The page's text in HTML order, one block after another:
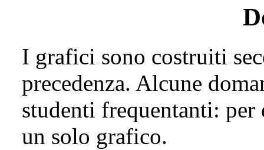
I grafici sono costruiti
precedenza. Alcune
studenti frequentanti: per
un solo grafico.